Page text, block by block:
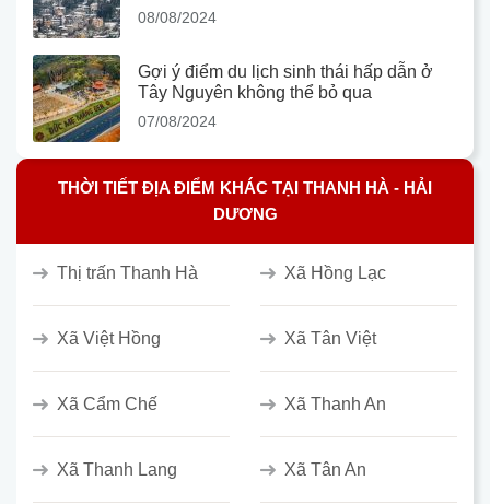
08/08/2024
Gợi ý điểm du lịch sinh thái hấp dẫn ở
Tây Nguyên không thể bỏ qua
07/08/2024
THỜI TIẾT ĐỊA ĐIỂM KHÁC TẠI THANH HÀ - HẢI
DƯƠNG
Thị trấn Thanh Hà Xã Hồng Lạc
Xã Việt Hồng Xã Tân Việt
Xã Cẩm Chế Xã Thanh An
Xã Thanh Lang Xã Tân An